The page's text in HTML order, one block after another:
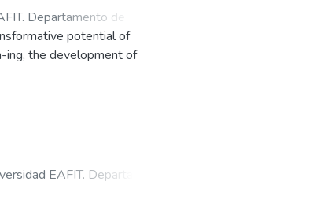
Departamento de
potential of
ing, the development of
EAFIT. Departamento